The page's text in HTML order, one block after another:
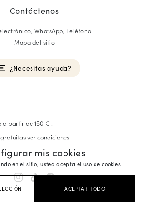
mis cookies
en el sitio, usted acepta el uso de cookies
ACEPTAR TODO
Contáctenos
WhatsApp, Teléfono
Mapa del sitio
¿Necesitas ayuda?
Hombre
Hombre
a partir de 150 € .
gratuitasver condiciones